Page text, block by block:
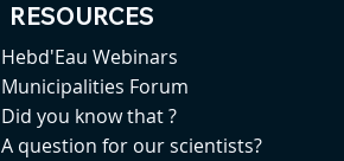
RESOURCES
Hebd'Eau Webinars
Municipalities Forum
Did you know that ?
A question for our scientists?